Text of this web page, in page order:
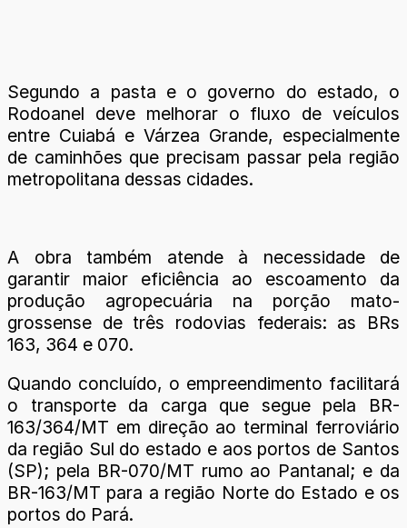
Segundo a pasta e o governo do estado, o
Rodoanel deve melhorar o fluxo de veículos
entre Cuiabá e Várzea Grande, especialmente
de caminhões que precisam passar pela região
metropolitana dessas cidades.
A obra também atende à necessidade de
garantir maior eficiência ao escoamento da
produção agropecuária na porção mato-
grossense de três rodovias federais: as BRs
163, 364 e 070.
Quando concluído, o empreendimento facilitará
o transporte da carga que segue pela BR-
163/364/MT em direção ao terminal ferroviário
da região Sul do estado e aos portos de Santos
(SP); pela BR-070/MT rumo ao Pantanal; e da
BR-163/MT para a região Norte do Estado e os
portos do Pará.